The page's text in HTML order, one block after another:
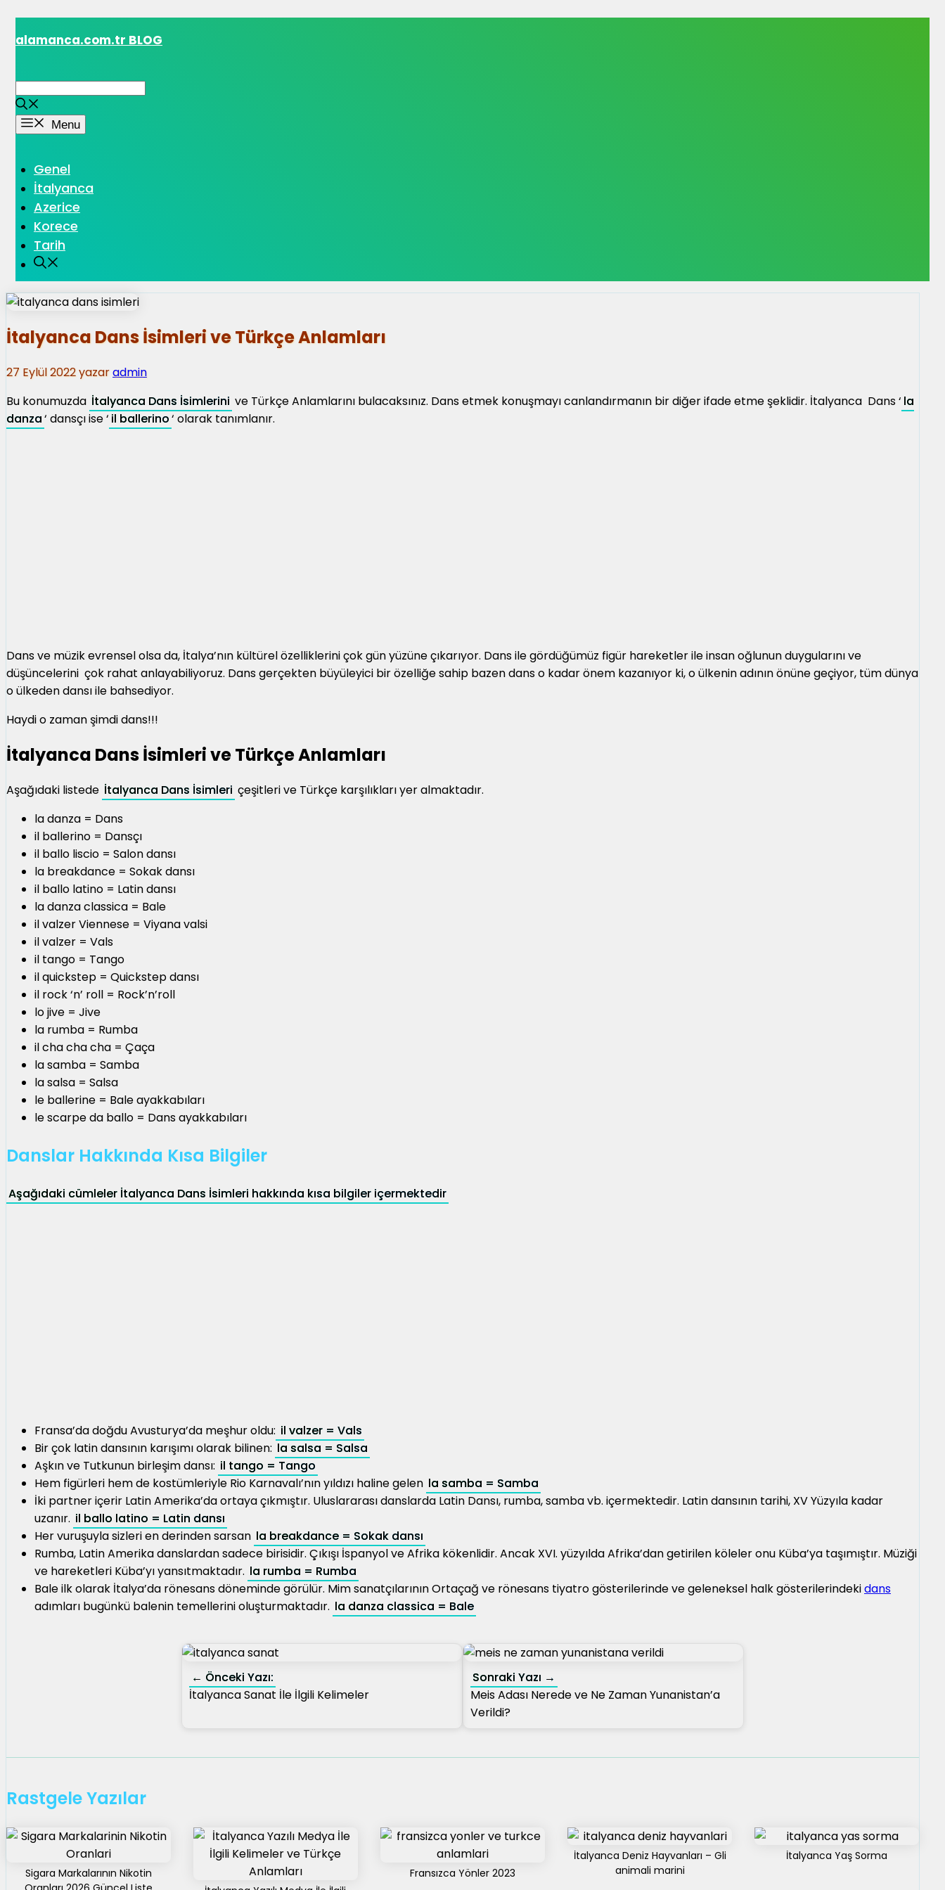
atla
alamanca.com.tr BLOG
Menu
Genel
İtalyanca
Azerice
Korece
Tarih
İtalyanca Dans İsimleri ve Türkçe Anlamları
27 Eylül 2022yazaradmin
Bu konumuzda İtalyanca Dans İsimlerini ve Türkçe Anlamlarını bulacaksınız. Dans etmek konuşmayı canlandırmanın bir diğer ifade etme şeklidir. İtalyanca Dans ‘ la
danza‘ dansçı ise ‘ il ballerino‘ olarak tanımlanır.
Dans ve müzik evrensel olsa da, İtalya’nın kültürel özelliklerini çok gün yüzüne çıkarıyor. Dans ile gördüğümüz figür hareketler ile insan oğlunun duygularını ve
düşüncelerini çok rahat anlayabiliyoruz. Dans gerçekten büyüleyici bir özelliğe sahip bazen dans o kadar önem kazanıyor ki, o ülkenin adının önüne geçiyor, tüm dünya
o ülkeden dansı ile bahsediyor.
Haydi o zaman şimdi dans!!!
İtalyanca Dans İsimleri ve Türkçe Anlamları
Aşağıdaki listede İtalyanca Dans İsimleri çeşitleri ve Türkçe karşılıkları yer almaktadır.
la danza = Dans
il ballerino = Dansçı
il ballo liscio = Salon dansı
la breakdance = Sokak dansı
il ballo latino = Latin dansı
la danza classica = Bale
il valzer Viennese = Viyana valsi
il valzer = Vals
il tango = Tango
il quickstep = Quickstep dansı
il rock ‘n’ roll = Rock’n’roll
lo jive = Jive
la rumba = Rumba
il cha cha cha = Çaça
la samba = Samba
la salsa = Salsa
le ballerine = Bale ayakkabıları
le scarpe da ballo = Dans ayakkabıları
Danslar Hakkında Kısa Bilgiler
Aşağıdaki cümleler İtalyanca Dans İsimleri hakkında kısa bilgiler içermektedir
Fransa’da doğdu Avusturya’da meşhur oldu: il valzer = Vals
Bir çok latin dansının karışımı olarak bilinen: la salsa = Salsa
Aşkın ve Tutkunun birleşim dansı: il tango = Tango
Hem figürleri hem de kostümleriyle Rio Karnavalı’nın yıldızı haline gelen la samba = Samba
İki partner içerir Latin Amerika’da ortaya çıkmıştır. Uluslararası danslarda Latin Dansı, rumba, samba vb. içermektedir. Latin dansının tarihi, XV Yüzyıla kadar
uzanır. il ballo latino = Latin dansı
Her vuruşuyla sizleri en derinden sarsan la breakdance = Sokak dansı
Rumba, Latin Amerika danslardan sadece birisidir. Çıkışı İspanyol ve Afrika kökenlidir. Ancak XVI. yüzyılda Afrika’dan getirilen köleler onu Küba’ya taşımıştır. Müziği
ve hareketleri Küba’yı yansıtmaktadır. la rumba = Rumba
Bale ilk olarak İtalya’da rönesans döneminde görülür. Mim sanatçılarının Ortaçağ ve rönesans tiyatro gösterilerinde ve geleneksel halk gösterilerindekidans
adımları bugünkü balenin temellerini oluşturmaktadır. la danza classica = Bale
← Önceki Yazı:
İtalyanca Sanat İle İlgili Kelimeler
Sonraki Yazı →
Meis Adası Nerede ve Ne Zaman Yunanistan’a
Verildi?
Rastgele Yazılar
Sigara Markalarının Nikotin
Fransızca Yönler 2023
İtalyanca Deniz Hayvanları – Gli
animali marini
İtalyanca Yaş Sorma